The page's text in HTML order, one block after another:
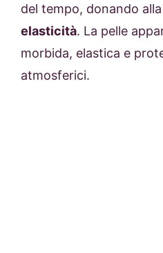
del tempo, donando
elasticità. La pelle
morbida, elastica e
atmosferici.